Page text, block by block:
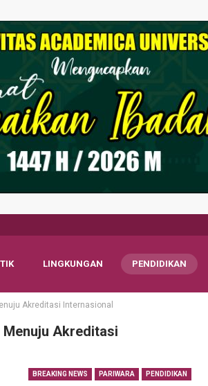
LINGKUNGAN PENDIDIKAN
Akreditasi Internasional
Menuju Akreditasi
BREAKING NEWS PARIWARA PENDIDIKAN